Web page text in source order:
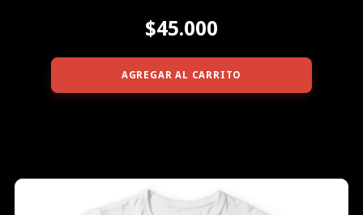
$45.000
AGREGAR AL CARRITO